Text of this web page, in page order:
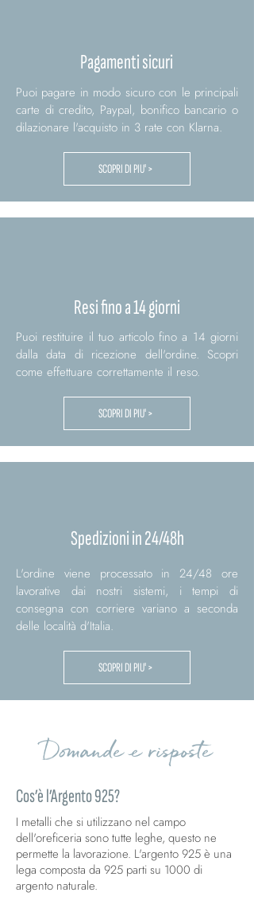
Pagamenti sicuri
Puoi pagare in modo sicuro con le principali
carte di credito, Paypal, bonifico bancario o
dilazionare l'acquisto in 3 rate con Klarna.
SCOPRI DI PIU' >
Resi fino a 14 giorni
Puoi restituire il tuo articolo fino a 14 giorni
dalla data di ricezione dell'ordine. Scopri
come effettuare correttamente il reso.
SCOPRI DI PIU' >
Spedizioni in 24/48h
L'ordine viene processato in 24/48 ore
lavorative dai nostri sistemi, i tempi di
consegna con corriere variano a seconda
delle località d'Italia.
SCOPRI DI PIU' >
Domande e risposte
Cos’è l’Argento 925?
I metalli che si utilizzano nel campo
dell'oreficeria sono tutte leghe, questo ne
permette la lavorazione. L'argento 925 è una
lega composta da 925 parti su 1000 di
argento naturale.